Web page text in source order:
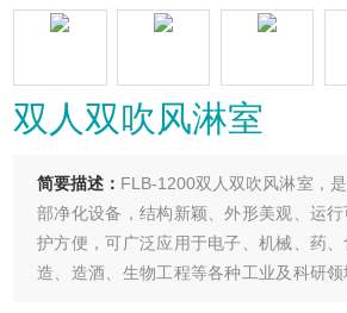
双人双吹风淋室
简要描述： FLB-1200双人双吹风淋室，
部净化设备，结构新颖、外形美观、运
护方便，可广泛应用于电子、机械、药
造、造酒、生物工程等各种工业及科研